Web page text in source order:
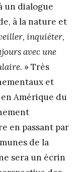
un dialogue
à la nature et
inquiéter,
avec une
» Très
et
Amérique du
en passant par
de la
sera un écrin